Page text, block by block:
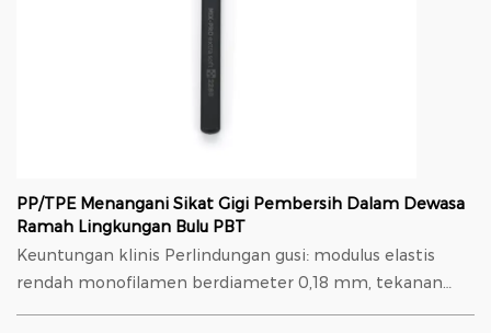
PP/TPE Menangani Sikat Gigi Pembersih Dalam Dewasa
Ramah Lingkungan Bulu PBT
Keuntungan klinis Perlindungan gusi: modulus elastis
rendah monofilamen berdiameter 0,18 mm, tekanan
pada gusi 37% lebih sedikit dibandingkan nilon; Ad...